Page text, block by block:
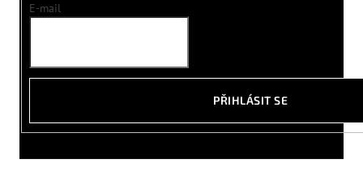
E-mail
PŘIHLÁSIT SE